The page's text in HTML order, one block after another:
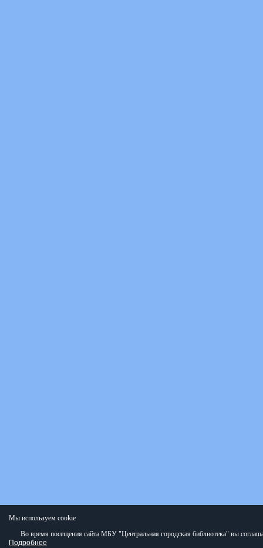
Мы используем cookie
Во время посещения сайта МБУ "Центральная городская библиотека" вы
Подробнее